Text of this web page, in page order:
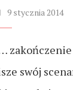
9 stycznia 2014
swój